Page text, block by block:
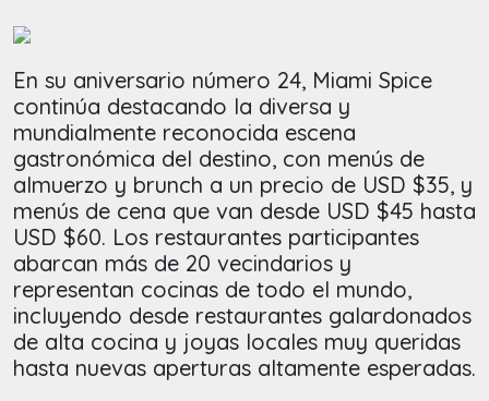
En su aniversario número 24, Miami Spice
continúa destacando la diversa y
mundialmente reconocida escena
gastronómica del destino, con menús de
almuerzo y brunch a un precio de USD $35, y
menús de cena que van desde USD $45 hasta
USD $60. Los restaurantes participantes
abarcan más de 20 vecindarios y
representan cocinas de todo el mundo,
incluyendo desde restaurantes galardonados
de alta cocina y joyas locales muy queridas
hasta nuevas aperturas altamente esperadas.